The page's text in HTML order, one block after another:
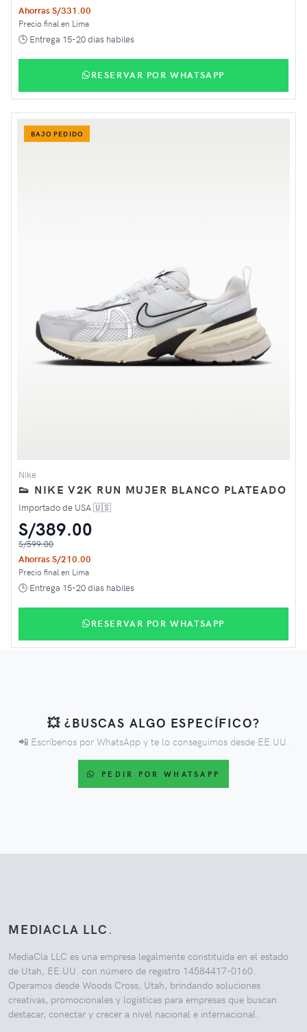
Ahorras S/331.00
Precio final en Lima
🕒 Entrega 15-20 dias habiles
RESERVAR POR WHATSAPP
BAJO PEDIDO
Nike
👟 NIKE V2K RUN MUJER BLANCO PLATEADO
Importado de USA 🇺🇸
S/389.00
S/599.00
Ahorras S/210.00
Precio final en Lima
🕒 Entrega 15-20 dias habiles
RESERVAR POR WHATSAPP
💥 ¿BUSCAS ALGO ESPECÍFICO?
📲 Escríbenos por WhatsApp y te lo conseguimos desde EE.UU.
PEDIR POR WHATSAPP
MEDIACLA LLC.
MediaCla LLC es una empresa legalmente constituida en el estado
de Utah, EE.UU. con número de registro 14584417-0160.
Operamos desde Woods Cross, Utah, brindando soluciones
creativas, promocionales y logísticas para empresas que buscan
destacar, conectar y crecer a nivel nacional e internacional.